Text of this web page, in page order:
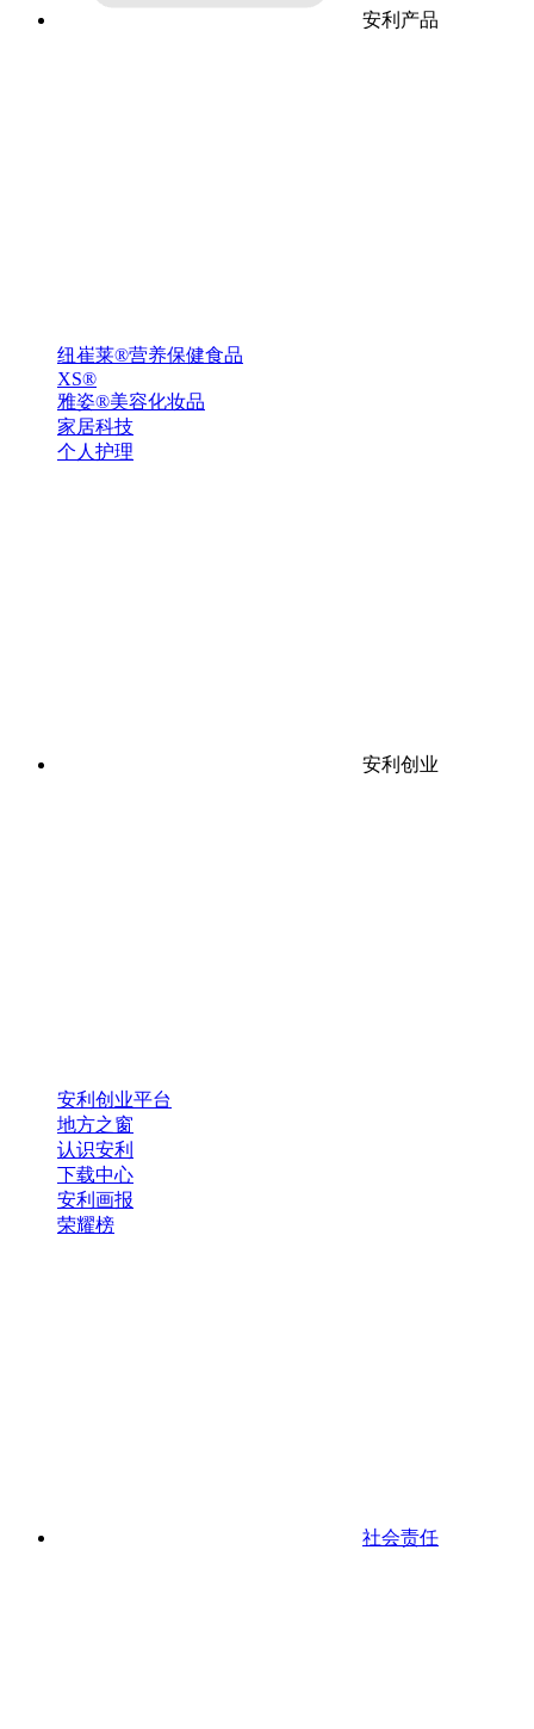
安利产品
纽崔莱®营养保健食品
XS®
雅姿®美容化妆品
家居科技
个人护理
安利创业
安利创业平台
地方之窗
认识安利
下载中心
安利画报
荣耀榜
社会责任